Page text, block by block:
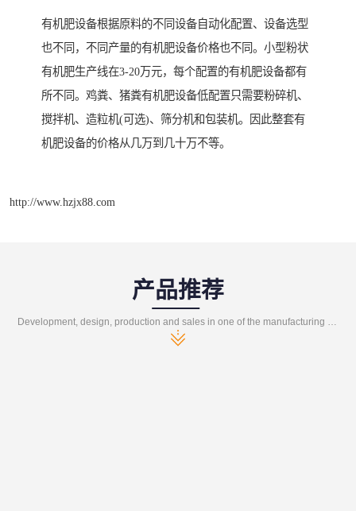
有机肥设备根据原料的不同设备自动化配置、设备选型
也不同，不同产量的有机肥设备价格也不同。小型粉状
有机肥生产线在3-20万元，每个配置的有机肥设备都有
所不同。鸡粪、猪粪有机肥设备低配置只需要粉碎机、
搅拌机、造粒机(可选)、筛分机和包装机。因此整套有
机肥设备的价格从几万到几十万不等。
http://www.hzjx88.com
产品推荐
Development, design, production and sales in one of the manufacturing enterprises